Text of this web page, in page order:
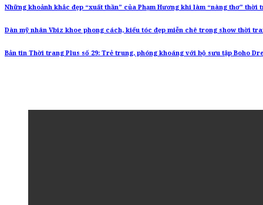
Những khoảnh khắc đẹp “xuất thần” của Phạm Hương khi làm “nàng thơ” thời
Dàn mỹ nhân Vbiz khoe phong cách, kiểu tóc đẹp miễn chê trong show thời
Bản tin Thời trang Plus số 29: Trẻ trung, phóng khoáng với bộ sưu tập Boho